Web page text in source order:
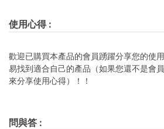
使用心得:
歡迎已購買本產品的會員踴躍分享您的使
易找到適合自己的產品（如果您還不是會
來分享使用心得）！！
問與答 :